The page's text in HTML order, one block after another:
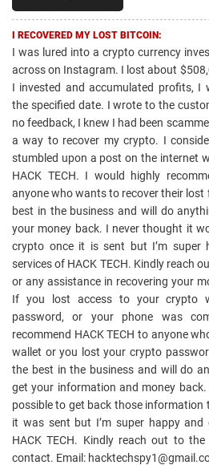
I RECOVERED MY LOST BITCOIN:
I was lured into a crypto currency
across on Instagram. I lost about
I invested and accumulated profits, I
the specified date. I wrote to the
no feedback, I knew I had been
a way to recover my crypto. I
stumbled upon a post on the internet
HACK TECH. I would highly
anyone who wants to recover their
best in the business and will do
your money back. I never thought it
crypto once it is sent but I’m super
services of HACK TECH. Kindly reach
or any assistance in recovering your
If you lost access to your crypto
password, or your phone was
recommend HACK TECH to anyone
wallet or you lost your crypto
the best in the business and will do
get your information and money
possible to get back those
it was sent but I’m super happy
HACK TECH. Kindly reach out to
contact. Email: